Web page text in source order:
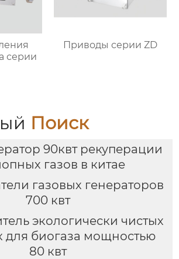
серии
Приводы серии ZD
Поиск
90квт рекуперации
газов в китае
газовых генераторов
700 квт
экологически чистых
для биогаза мощностью
80 квт